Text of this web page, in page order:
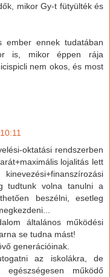
mikor Gy-t fütyülték és
ember ennek tudatában
is, mikor éppen rája
nem okos, és most
oktatási rendszerben
lojalitás lett
tudtunk volna tanulni a
beszélni, esetleg
általános működési
se tudna mást!
generációinak.
az iskolákra, de
működő